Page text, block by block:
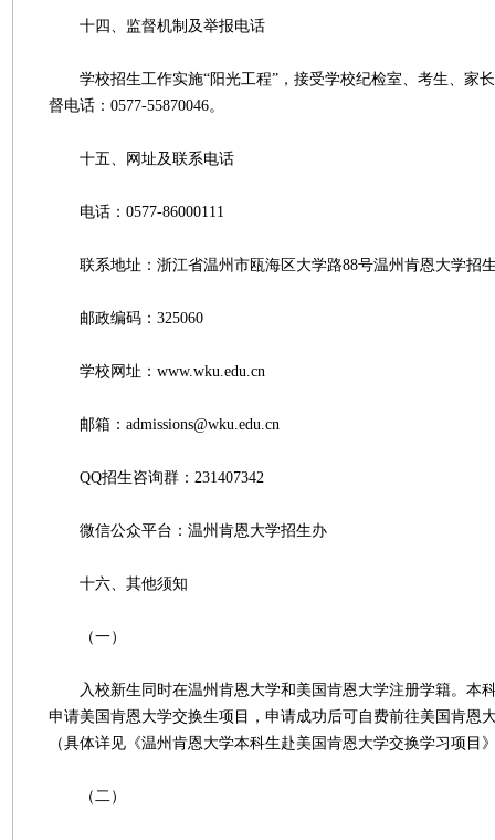
十四、监督机制及举报电话
学校招生工作实施“阳光工程”，接受学校纪检室、考生、家
督电话：0577-55870046。
十五、网址及联系电话
电话：0577-86000111
联系地址：浙江省温州市瓯海区大学路88号温州肯恩大学招
邮政编码：325060
学校网址：www.wku.edu.cn
邮箱：admissions@wku.edu.cn
QQ招生咨询群：231407342
微信公众平台：温州肯恩大学招生办
十六、其他须知
（一）
入校新生同时在温州肯恩大学和美国肯恩大学注册学籍。本
申请美国肯恩大学交换生项目，申请成功后可自费前往美国肯恩
（具体详见《温州肯恩大学本科生赴美国肯恩大学交换学习项目
（二）